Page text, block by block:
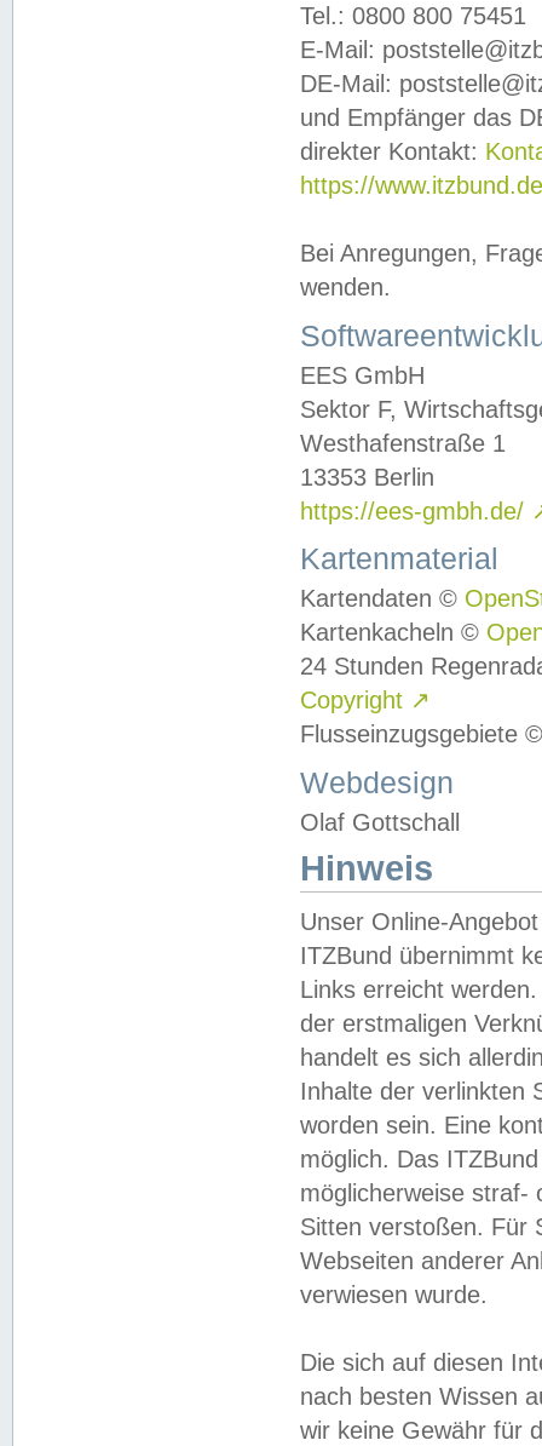
Tel.: 0800 800 75451
E-Mail:
DE-Mail:
und Empfänger das
direkter Kontakt:
https://
Bei Anregungen,
wenden.
EES GmbH
Sektor F,
Westhafenstraße 1
13353 Berlin
https://ees-gmbh.de/
Kartenmaterial
Kartendaten ©
Kartenkacheln ©
24 Stunden
Copyright ↗
Flusseinzugsgebiete
Webdesign
Olaf Gottschall
Hinweis
Unser Online-
ITZBund übernimmt
Links erreicht
der erstmaligen
handelt es sich
Inhalte der verlinkten
worden sein. Eine
möglich. Das
möglicherweise straf-
Sitten verstoßen. Für
Webseiten anderer
verwiesen wurde.
Die sich auf diesen
nach besten Wissen
wir keine Gewähr für